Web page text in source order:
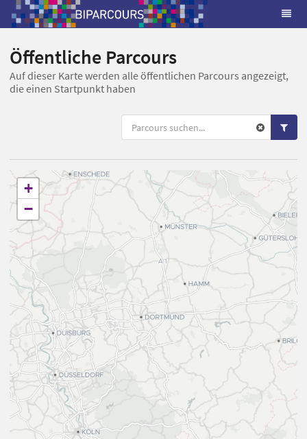
Öffentliche Parcours
Auf dieser Karte werden alle öffentlichen Parcours angezeigt,
die einen Startpunkt haben
+
−